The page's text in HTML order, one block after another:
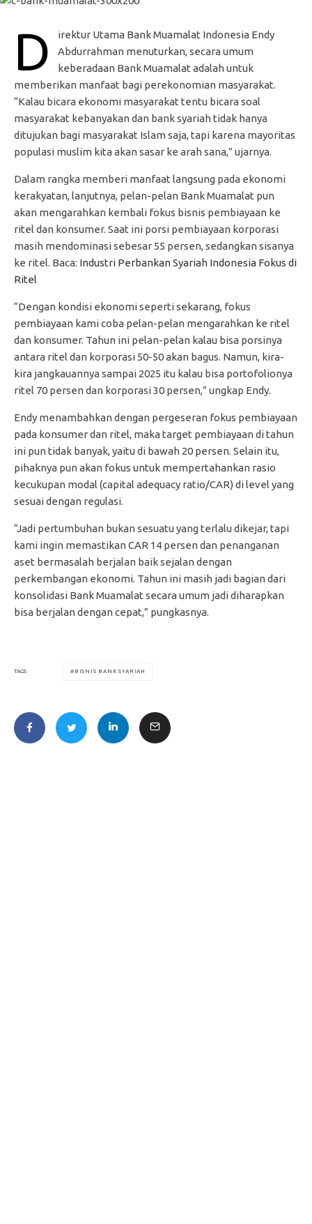
D
irektur Utama Bank Muamalat Indonesia Endy
Abdurrahman menuturkan, secara umum
keberadaan Bank Muamalat adalah untuk
memberikan manfaat bagi perekonomian masyarakat.
“Kalau bicara ekonomi masyarakat tentu bicara soal
masyarakat kebanyakan dan bank syariah tidak hanya
ditujukan bagi masyarakat Islam saja, tapi karena mayoritas
populasi muslim kita akan sasar ke arah sana,” ujarnya.
Dalam rangka memberi manfaat langsung pada ekonomi
kerakyatan, lanjutnya, pelan-pelan Bank Muamalat pun
akan mengarahkan kembali fokus bisnis pembiayaan ke
ritel dan konsumer. Saat ini porsi pembiayaan korporasi
masih mendominasi sebesar 55 persen, sedangkan sisanya
ke ritel. Baca: Industri Perbankan Syariah Indonesia Fokus di
Ritel
“Dengan kondisi ekonomi seperti sekarang, fokus
pembiayaan kami coba pelan-pelan mengarahkan ke ritel
dan konsumer. Tahun ini pelan-pelan kalau bisa porsinya
antara ritel dan korporasi 50-50 akan bagus. Namun, kira-
kira jangkauannya sampai 2025 itu kalau bisa portofolionya
ritel 70 persen dan korporasi 30 persen,” ungkap Endy.
Endy menambahkan dengan pergeseran fokus pembiayaan
pada konsumer dan ritel, maka target pembiayaan di tahun
ini pun tidak banyak, yaitu di bawah 20 persen. Selain itu,
pihaknya pun akan fokus untuk mempertahankan rasio
kecukupan modal (capital adequacy ratio/CAR) di level yang
sesuai dengan regulasi.
“Jadi pertumbuhan bukan sesuatu yang terlalu dikejar, tapi
kami ingin memastikan CAR 14 persen dan penanganan
aset bermasalah berjalan baik sejalan dengan
perkembangan ekonomi. Tahun ini masih jadi bagian dari
konsolidasi Bank Muamalat secara umum jadi diharapkan
bisa berjalan dengan cepat,” pungkasnya.
TAGS BISNIS BANK SYARIAH